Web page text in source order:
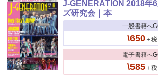
J-GENERATION 2018年
ズ研究会｜本
一般書籍へ
\650＋税
電子書籍へ
\585＋税